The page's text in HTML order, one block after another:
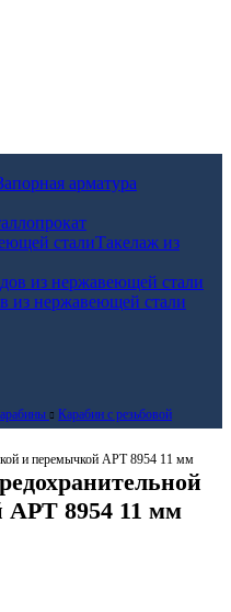
арматура
Такелаж из
из нержавеющей стали
Карабин с резьбовой
и перемычкой АРТ 8954 11 мм
АРТ 8954 11 мм